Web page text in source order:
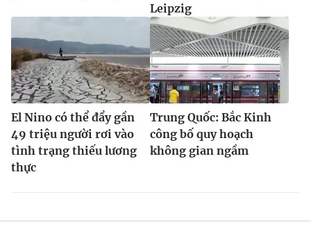
Leipzig
El Nino có thể đẩy gần
49 triệu người rơi vào
tình trạng thiếu lương
thực
Trung Quốc: Bắc Kinh
công bố quy hoạch
không gian ngầm